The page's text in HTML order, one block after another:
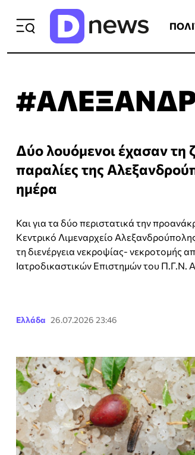
Δύο λουόμενοι έχασαν τη
παραλίες της
ημέρα
Και για τα δύο περιστατικά την
Κεντρικό Λιμεναρχείο
τη διενέργεια νεκροψίας- νεκροτομής
Ιατροδικαστικών Επιστημών του Π.Γ.Ν.
Ελλάδα 26.07.2026 23:46